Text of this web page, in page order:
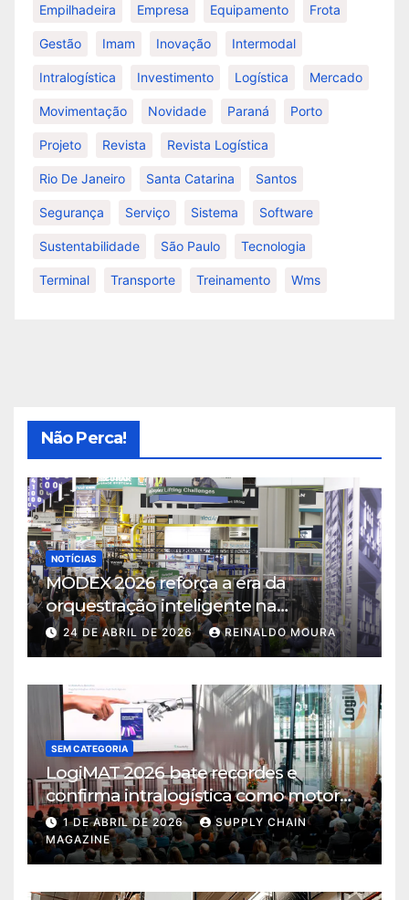
Empilhadeira Empresa Equipamento Frota
Gestão Imam Inovação Intermodal
Intralogística Investimento Logística Mercado
Movimentação Novidade Paraná Porto
Projeto Revista Revista Logística
Rio De Janeiro Santa Catarina Santos
Segurança Serviço Sistema Software
Sustentabilidade São Paulo Tecnologia
Terminal Transporte Treinamento Wms
Não Perca!
NOTÍCIAS
MODEX 2026 reforça a era da
orquestração inteligente na
intralogística
24 DE ABRIL DE 2026 REINALDO MOURA
SEM CATEGORIA
LogiMAT 2026 bate recordes e
confirma intralogística como motor
de decisão em tempos de incerteza
1 DE ABRIL DE 2026
SUPPLY CHAIN
MAGAZINE